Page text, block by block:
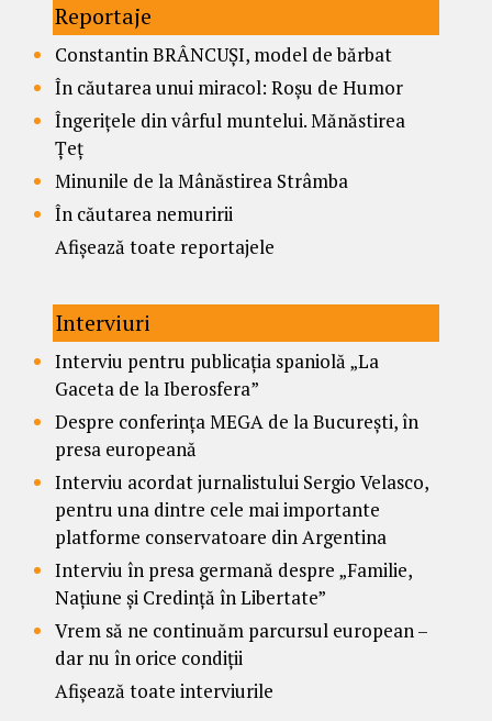
Reportaje
Constantin BRÂNCUȘI, model de bărbat
În căutarea unui miracol: Roșu de Humor
Îngerițele din vârful muntelui. Mănăstirea
Țeț
Minunile de la Mânăstirea Strâmba
În căutarea nemuririi
Afișează toate reportajele
Interviuri
Interviu pentru publicația spaniolă „La
Gaceta de la Iberosfera”
Despre conferința MEGA de la București, în
presa europeană
Interviu acordat jurnalistului Sergio Velasco,
pentru una dintre cele mai importante
platforme conservatoare din Argentina
Interviu în presa germană despre „Familie,
Națiune și Credință în Libertate”
Vrem să ne continuăm parcursul european –
dar nu în orice condiții
Afișează toate interviurile